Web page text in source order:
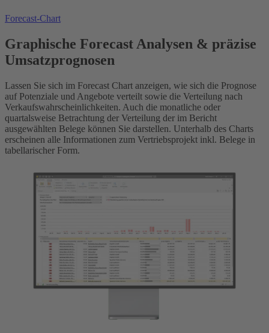
Forecast-Chart
Graphische Forecast Analysen & präzise
Umsatzprognosen
Lassen Sie sich im Forecast Chart anzeigen, wie sich die Prognose
auf Potenziale und Angebote verteilt sowie die Verteilung nach
Verkaufswahrscheinlichkeiten. Auch die monatliche oder
quartalsweise Betrachtung der Verteilung der im Bericht
ausgewählten Belege können Sie darstellen. Unterhalb des Charts
erscheinen alle Informationen zum Vertriebsprojekt inkl. Belege in
tabellarischer Form.